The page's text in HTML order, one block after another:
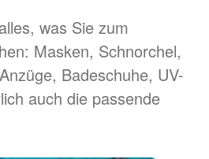
was Sie zum
Masken, Schnorchel,
Badeschuhe, UV-
auch die passende